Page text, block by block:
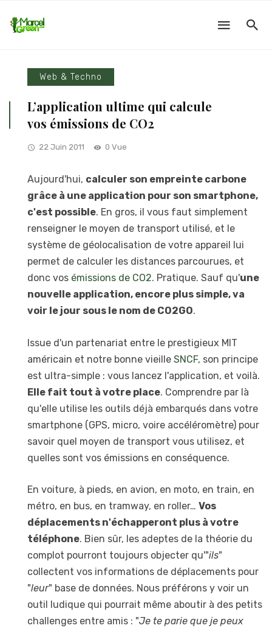
Web & Techno
L’application ultime qui calcule
vos émissions de CO2
22 Juin 2011 0 Vue
Aujourd'hui, calculer son empreinte carbone
grâce à une application pour son smartphone,
c'est possible. En gros, il vous faut simplement
renseigner le moyen de transport utilisé, et le
système de géolocalisation de votre appareil lui
permet de calculer les distances parcourues, et
donc vos émissions de CO2. Pratique. Sauf qu'une
nouvelle application, encore plus simple, va
voir le jour sous le nom de CO2GO.
Issue d'un partenariat entre le prestigieux MIT
américain et notre bonne vieille SNCF, son principe
est ultra-simple : vous lancez l'application, et voilà.
Elle fait tout à votre place. Comprendre par là
qu'elle utilise les outils déjà embarqués dans votre
smartphone (GPS, micro, voire accéléromètre) pour
savoir quel moyen de transport vous utilisez, et
quelles sont vos émissions en conséquence.
En voiture, à pieds, en avion, en moto, en train, en
métro, en bus, en tramway, en roller… Vos
déplacements n'échapperont plus à votre
téléphone. Bien sûr, les adeptes de la théorie du
complot pourront toujours objecter qu'"ils"
collectent vos informations de déplacements pour
"leur" base de données. Nous préférons y voir un
outil ludique qui pourrait même aboutir à des petits
challenges entre amis : "Je te parie que je peux